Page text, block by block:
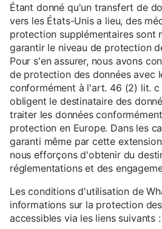
Étant donné qu'un transfert de
vers les États-Unis a lieu, des
protection supplémentaires sont
garantir le niveau de protection
Pour s'en assurer, nous avons
de protection des données avec
conformément à l'art. 46 (2) lit. c
obligent le destinataire des
traiter les données
protection en Europe. Dans les
garanti même par cette
nous efforçons d'obtenir du
réglementations et des
Les conditions d'utilisation de
informations sur la protection
accessibles via les liens suivants :